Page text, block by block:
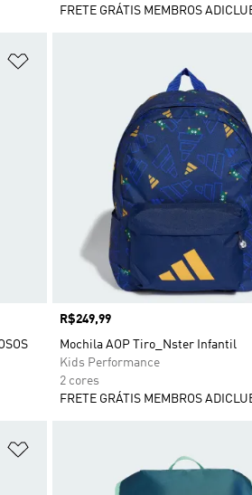
FRETE GRÁTIS MEMBROS
Preço
R$249,99
Mochila AOP Tiro_Nster Infantil
Kids Performance
2 cores
FRETE GRÁTIS MEMBROS